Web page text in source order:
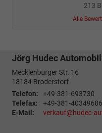
213
Alle
Jörg Hudec
Mecklenburger Str. 16
18184 Broderstorf
Telefon:
+49-381-693730
Telefax:
+49-381-40349686
E-Mail:
verkauf@hudec-